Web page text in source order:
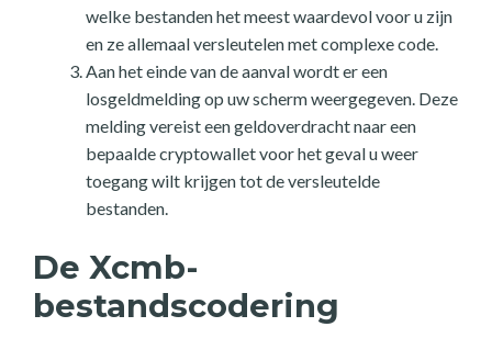
welke bestanden het meest waardevol voor u zijn
en ze allemaal versleutelen met complexe code.
Aan het einde van de aanval wordt er een
losgeldmelding op uw scherm weergegeven. Deze
melding vereist een geldoverdracht naar een
bepaalde cryptowallet voor het geval u weer
toegang wilt krijgen tot de versleutelde
bestanden.
De Xcmb-
bestandscodering